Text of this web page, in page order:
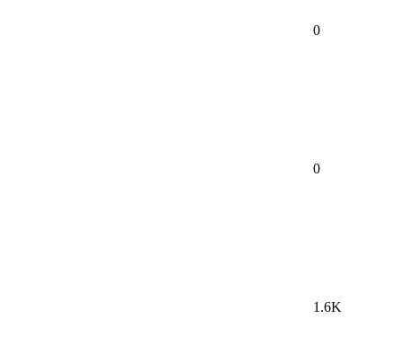
0
0
1.6K